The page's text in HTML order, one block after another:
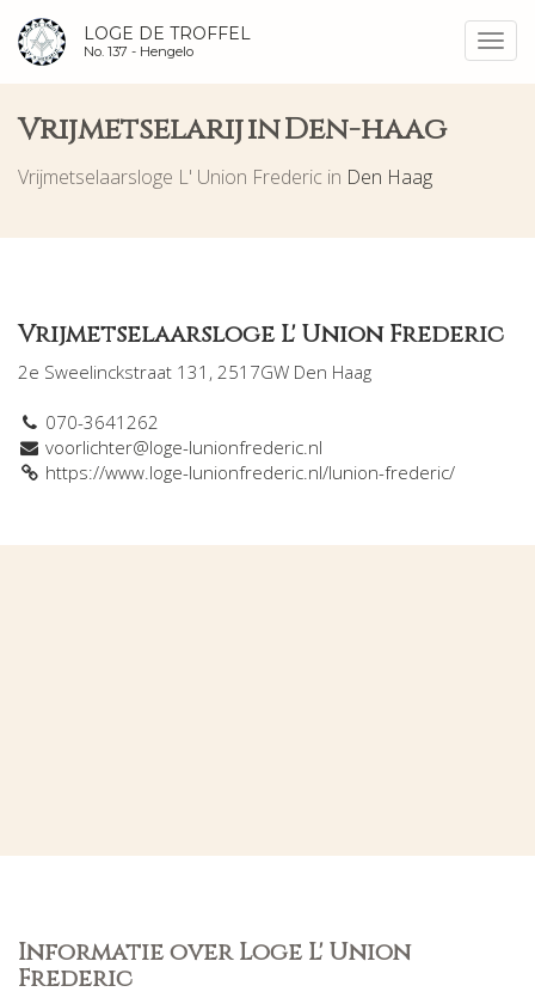
LOGE DE TROFFEL
No. 137 - Hengelo
Vrijmetselarij in Den-haag
Vrijmetselaarsloge L' Union Frederic in Den Haag
Vrijmetselaarsloge L' Union Frederic
2e Sweelinckstraat 131, 2517GW Den Haag
070-3641262
voorlichter@loge-lunionfrederic.nl
https://www.loge-lunionfrederic.nl/lunion-frederic/
Informatie over Loge L' Union
Frederic